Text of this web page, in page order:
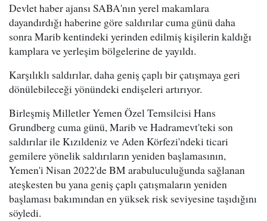
Devlet haber ajansı SABA'nın yerel makamlara
dayandırdığı haberine göre saldırılar cuma günü daha
sonra Marib kentindeki yerinden edilmiş kişilerin kaldığı
kamplara ve yerleşim bölgelerine de yayıldı.
Karşılıklı saldırılar, daha geniş çaplı bir çatışmaya geri
dönülebileceği yönündeki endişeleri artırıyor.
Birleşmiş Milletler Yemen Özel Temsilcisi Hans
Grundberg cuma günü, Marib ve Hadramevt'teki son
saldırılar ile Kızıldeniz ve Aden Körfezi'ndeki ticari
gemilere yönelik saldırıların yeniden başlamasının,
Yemen'i Nisan 2022'de BM arabuluculuğunda sağlanan
ateşkesten bu yana geniş çaplı çatışmaların yeniden
başlaması bakımından en yüksek risk seviyesine taşıdığını
söyledi.